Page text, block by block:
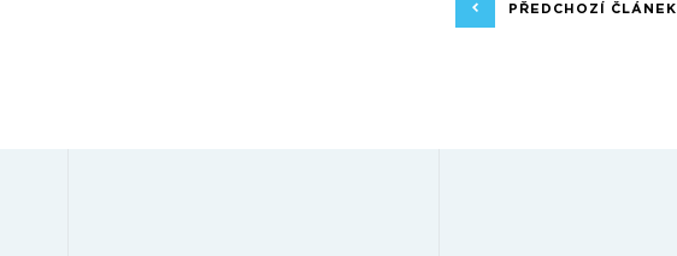
PŘEDCHOZÍ ČLÁNEK